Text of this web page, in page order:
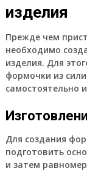
изделия
Прежде чем
необходимо
изделия. Для
формочки из
самостоятельно
Для создания
подготовить
и затем